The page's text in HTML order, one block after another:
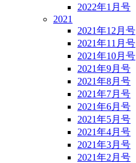
2022年1月号
2021
2021年12月号
2021年11月号
2021年10月号
2021年9月号
2021年8月号
2021年7月号
2021年6月号
2021年5月号
2021年4月号
2021年3月号
2021年2月号